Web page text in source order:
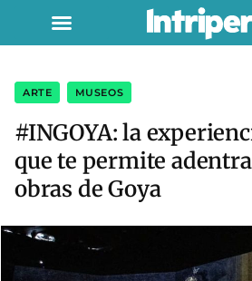
ARTE MUSEOS
#INGOYA: la
que te permite
obras de Goya